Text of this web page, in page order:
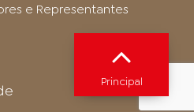
e Representantes
Principal